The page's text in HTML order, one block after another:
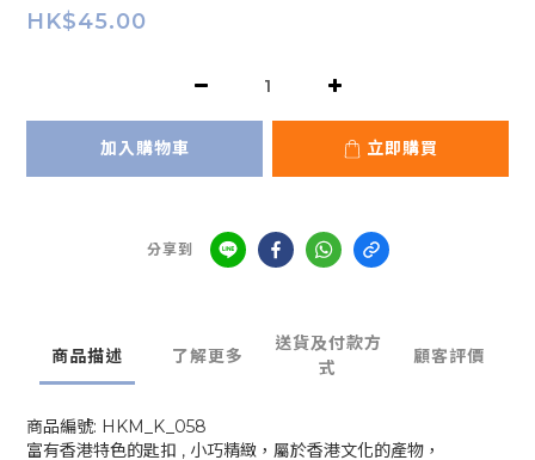
HK$45.00
加入購物車 立即購買
分享到
商品描述 了解更多
送貨及付款方
式
顧客評價
商品編號: HKM_K_058
富有香港特色的匙扣 , 小巧精緻，屬於香港文化的產物，